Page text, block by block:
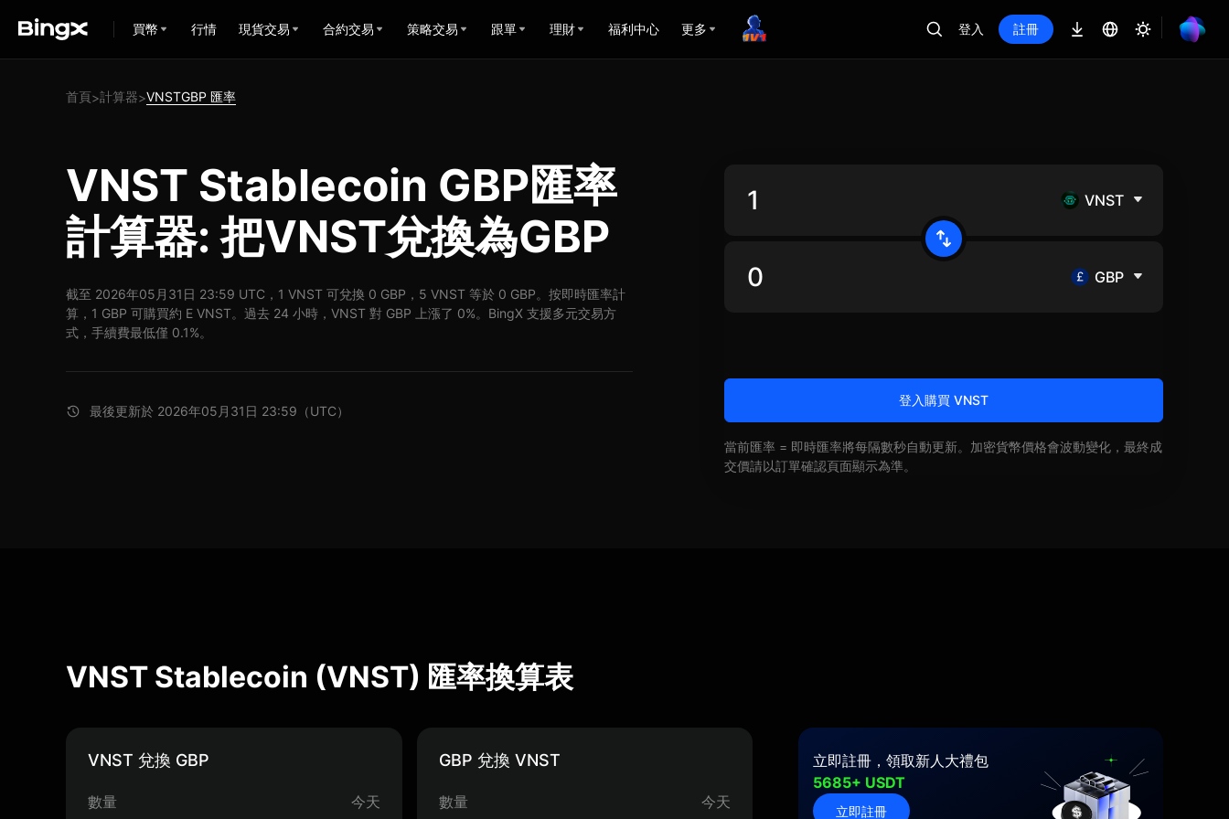
買幣 行情 現貨交易 合約交易 策略交易 跟單 理財 福利中心 更多 登入 註冊
首頁>計算器>VNSTGBP 匯率
VNST Stablecoin GBP匯率
計算器: 把VNST兌換為GBP
截至 2026年05月31日 23:59 UTC，1 VNST 可兌換 0 GBP，5 VNST 等於 0 GBP。按即時匯率計
算，1 GBP 可購買約 E VNST。過去 24 小時，VNST 對 GBP 上漲了 0%。BingX 支援多元交易方
式，手續費最低僅 0.1%。
最後更新於 2026年05月31日 23:59（UTC）
VNST
GBP
登入購買 VNST
當前匯率 = 即時匯率將每隔數秒自動更新。加密貨幣價格會波動變化，最終成
交價請以訂單確認頁面顯示為準。
VNST Stablecoin (VNST) 匯率換算表
VNST 兌換 GBP
數量 今天
GBP 兌換 VNST
數量 今天
立即註冊，領取新人大禮包
5685+ USDT
立即註冊